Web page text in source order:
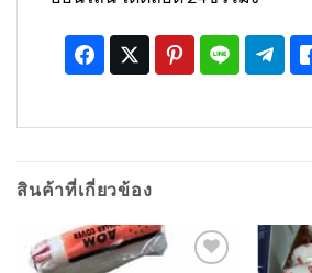
สินค้าที่เกี่ยวข้อง